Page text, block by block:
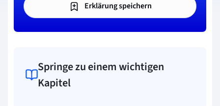
Erklärung speichern
Springe zu einem wichtigen
Kapitel